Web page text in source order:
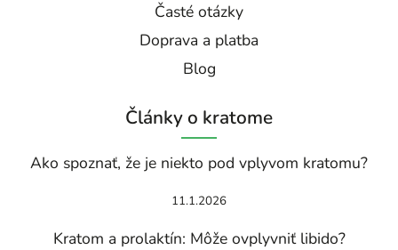
Časté otázky
Doprava a platba
Blog
Články o kratome
Ako spoznať, že je niekto pod vplyvom kratomu?
11.1.2026
Kratom a prolaktín: Môže ovplyvniť libido?